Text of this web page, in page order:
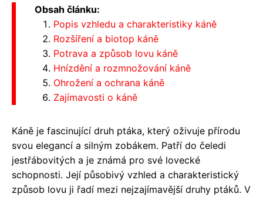
Obsah článku:
Popis vzhledu a charakteristiky káně
Rozšíření a biotop káně
Potrava a způsob lovu káně
Hnízdění a rozmnožování káně
Ohrožení a ochrana káně
Zajímavosti o káně
Káně je fascinující druh ptáka, který oživuje přírodu
svou elegancí a silným zobákem. Patří do čeledi
jestřábovitých a je známá pro své lovecké
schopnosti. Její působivý vzhled a charakteristický
způsob lovu ji řadí mezi nejzajímavější druhy ptáků. V